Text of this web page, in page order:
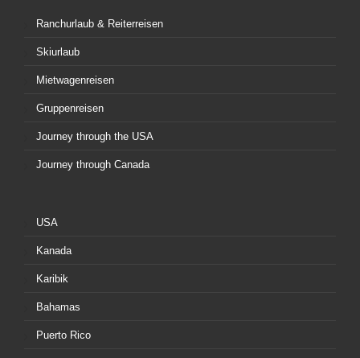
Ranchurlaub & Reiterreisen
Skiurlaub
Mietwagenreisen
Gruppenreisen
Journey through the USA
Journey through Canada
USA
Kanada
Karibik
Bahamas
Puerto Rico